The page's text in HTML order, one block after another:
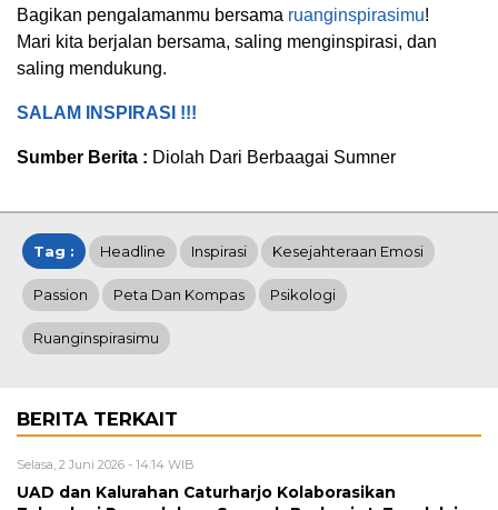
Bagikan pengalamanmu bersama ruanginspirasimu!
Mari kita berjalan bersama, saling menginspirasi, dan
saling mendukung.
SALAM INSPIRASI !!!
Sumber Berita : Diolah Dari Berbaagai Sumner
Tag : Headline Inspirasi Kesejahteraan Emosi
Passion Peta Dan Kompas Psikologi
Ruanginspirasimu
BERITA TERKAIT
Selasa, 2 Juni 2026 - 14:14 WIB
UAD dan Kalurahan Caturharjo Kolaborasikan